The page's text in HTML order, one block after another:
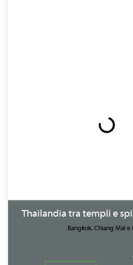
Thailandia tra templi e
Bangkok, Chiang Mai e